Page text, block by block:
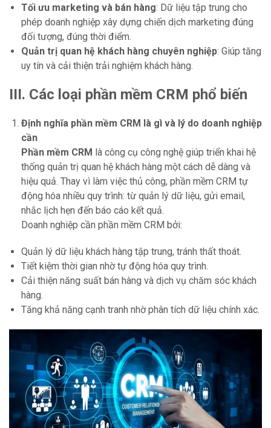
Tối ưu marketing và bán hàng: Dữ liệu tập trung cho
phép doanh nghiệp xây dựng chiến dịch marketing đúng
đối tượng, đúng thời điểm.
Quản trị quan hệ khách hàng chuyên nghiệp: Giúp tăng
uy tín và cải thiện trải nghiệm khách hàng.
III. Các loại phần mềm CRM phổ biến
Định nghĩa phần mềm CRM là gì và lý do doanh nghiệp
cần
Phần mềm CRM là công cụ công nghệ giúp triển khai hệ
thống quản trị quan hệ khách hàng một cách dễ dàng và
hiệu quả. Thay vì làm việc thủ công, phần mềm CRM tự
động hóa nhiều quy trình: từ quản lý dữ liệu, gửi email,
nhắc lịch hẹn đến báo cáo kết quả.
Doanh nghiệp cần phần mềm CRM bởi:
Quản lý dữ liệu khách hàng tập trung, tránh thất thoát.
Tiết kiệm thời gian nhờ tự động hóa quy trình.
Cải thiện năng suất bán hàng và dịch vụ chăm sóc khách
hàng.
Tăng khả năng cạnh tranh nhờ phân tích dữ liệu chính xác.